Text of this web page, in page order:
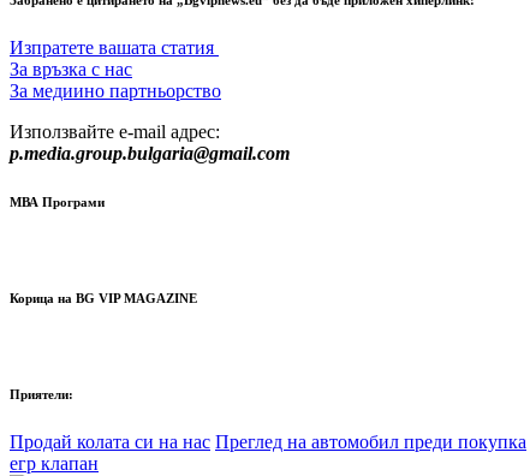
Изпратете вашата статия
За връзка с нас
За медиино партньорство
Използвайте e-mail адрес:
p.media.group.bulgaria@gmail.com
МВА Програми
Корица на BG VIP MAGAZINE
Приятели:
Продай колата си на нас Преглед на автомобил преди покупка
егр клапан